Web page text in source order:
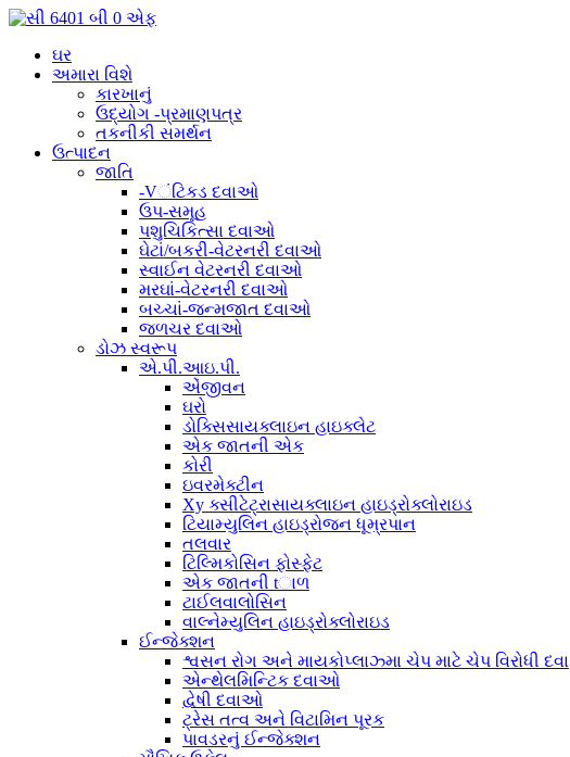
ઘર
અમારા વિશે
કારખાનું
ઉદ્યોગ -પ્રમાણપત્ર
તકનીકી સમર્થન
ઉત્પાદન
જાતિ
-Vંટિકડ દવાઓ
ઉપ-સમૂહ
પશુચિકિત્સા દવાઓ
ઘેટાં/બકરી-વેટરનરી દવાઓ
સ્વાઈન વેટરનરી દવાઓ
મરઘાં-વેટરનરી દવાઓ
બચ્ચાં-જન્મજાત દવાઓ
જળચર દવાઓ
ડોઝ સ્વરૂપ
એ.પી.આઇ.પી.
એંજીવન
ઘરો
ડોક્સિસાયક્લાઇન હાઇક્લેટ
એક જાતની એક
કોરી
ઇવરમેક્ટીન
Xy ક્સીટેટ્રાસાયક્લાઇન હાઇડ્રોક્લોરાઇડ
ટિયામ્યુલિન હાઇડ્રોજન ધૂમ્રપાન
તલવાર
ટિલ્મિકોસિન ફોસ્ફેટ
એક જાતની tાળ
ટાઈલવાલોસિન
વાલ્નેમ્યુલિન હાઇડ્રોક્લોરાઇડ
ઈન્જેક્શન
શ્વસન રોગ અને માયકોપ્લાઝ્મા ચેપ માટે ચેપ વિરોધી દવા
એન્થેલમિન્ટિક દવાઓ
દ્વેષી દવાઓ
ટ્રેસ તત્વ અને વિટામિન પૂરક
પાવડરનું ઈન્જેક્શન